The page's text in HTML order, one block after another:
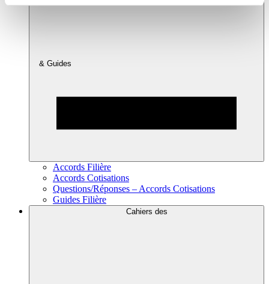
& Guides
Accords Filière
Accords Cotisations
Questions/Réponses – Accords Cotisations
Guides Filière
Cahiers des